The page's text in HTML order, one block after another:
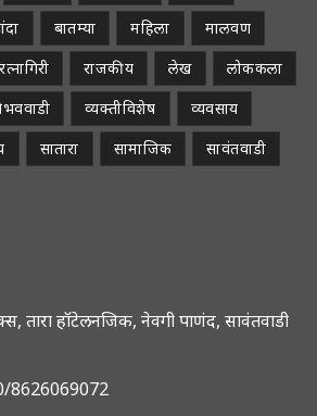
बातम्या महिला
मालवण
रत्नागिरी राजकीय लेख
लोककला
व्यक्तीविशेष
व्यवसाय
सातारा सामाजिक
सावंतवाडी
तारा हॉटेलनजिक, नेवगी पाणंद, सावंतवाडी
8626069072